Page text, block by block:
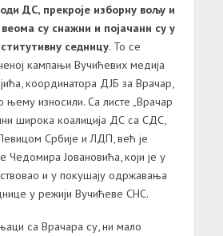
ДС, прекроје изборну вољу и
су снажни и појачани су у
седницу. То се
кампањи Вучићевих медија
координатора ДЈБ за Врачар,
њему износили. Са листе „Врачар
широка коалиција ДС са СДС,
Србије и ЛДП, већ је
Чедомира Јовановића, који је у
и у покушају одржавања
у режији Вучићеве СНС.
са Врачара су, ни мало